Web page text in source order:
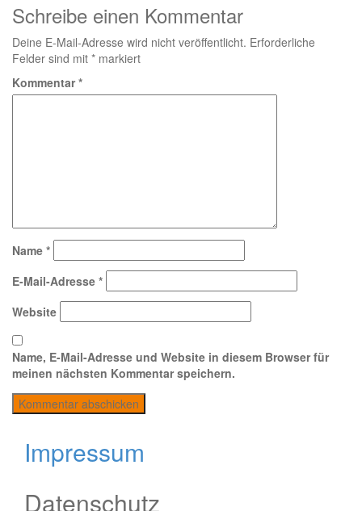
Schreibe einen Kommentar
Deine E-Mail-Adresse wird nicht veröffentlicht. Erforderliche
Felder sind mit * markiert
Kommentar*
Name *
E-Mail-Adresse *
Website
Name, E-Mail-Adresse und Website in diesem Browser für
meinen nächsten Kommentar speichern.
Impressum
Datenschutz